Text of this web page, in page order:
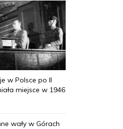
w Polsce po II
miejsce w 1946
wały w Górach